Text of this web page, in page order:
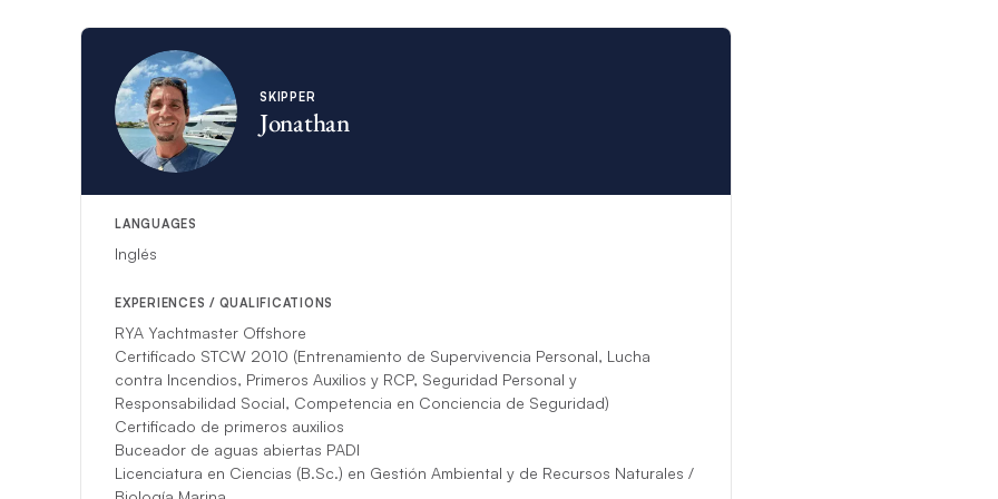
En caso de que el yate listado no esté disponible, será reemplazado por un yate
SKIPPER
Jonathan
LANGUAGES
Inglés
EXPERIENCES / QUALIFICATIONS
RYA Yachtmaster Offshore
Certificado STCW 2010 (Entrenamiento de Supervivencia Personal, Lucha
contra Incendios, Primeros Auxilios y RCP, Seguridad Personal y
Responsabilidad Social, Competencia en Conciencia de Seguridad)
Certificado de primeros auxilios
Buceador de aguas abiertas PADI
Licenciatura en Ciencias (B.Sc.) en Gestión Ambiental y de Recursos Naturales /